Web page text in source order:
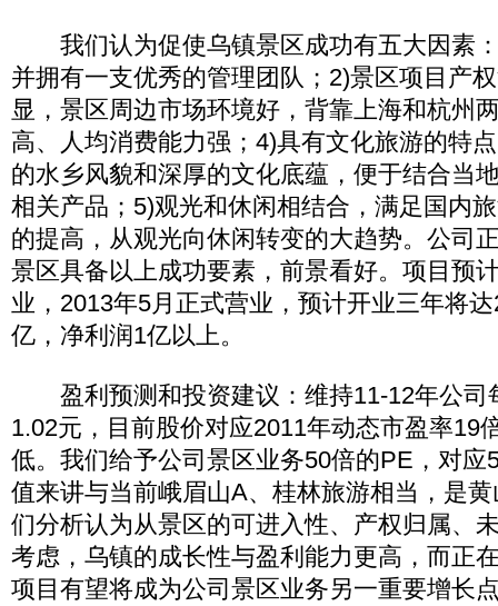
我们认为促使乌镇景区成功有五大因素
并拥有一支优秀的管理团队；2)景区项目产
显，景区周边市场环境好，背靠上海和杭州
高、人均消费能力强；4)具有文化旅游的特
的水乡风貌和深厚的文化底蕴，便于结合当
相关产品；5)观光和休闲相结合，满足国内
的提高，从观光向休闲转变的大趋势。公司
景区具备以上成功要素，前景看好。项目预
业，2013年5月正式营业，预计开业三年将
亿，净利润1亿以上。
盈利预测和投资建议：维持11-12年公司
1.02元，目前股价对应2011年动态市盈率19
低。我们给予公司景区业务50倍的PE，对应
值来讲与当前峨眉山A、桂林旅游相当，是
们分析认为从景区的可进入性、产权归属、
考虑，乌镇的成长性与盈利能力更高，而正
项目有望将成为公司景区业务另一重要增长